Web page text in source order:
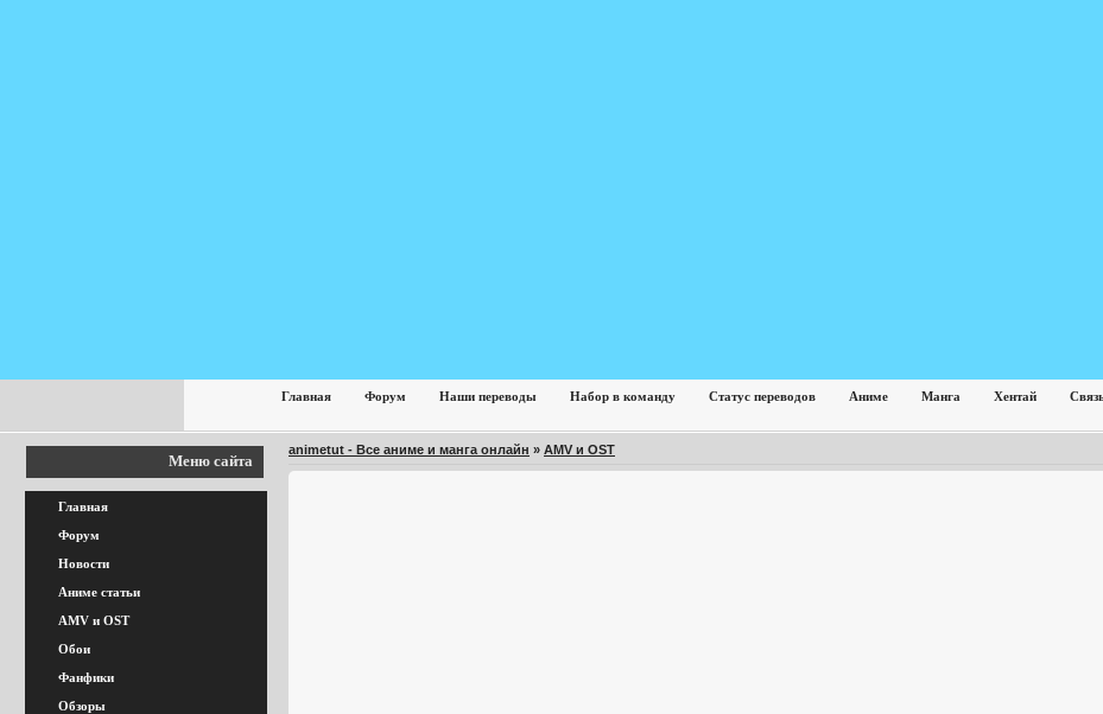
Главная Форум Наши переводы Набор в команду Статус переводов Аниме Манга Хентай
Меню сайта
Главная
Форум
Новости
Аниме статьи
AMV и OST
Обои
Фанфики
Обзоры
animetut - Все аниме и манга онлайн » AMV и OST